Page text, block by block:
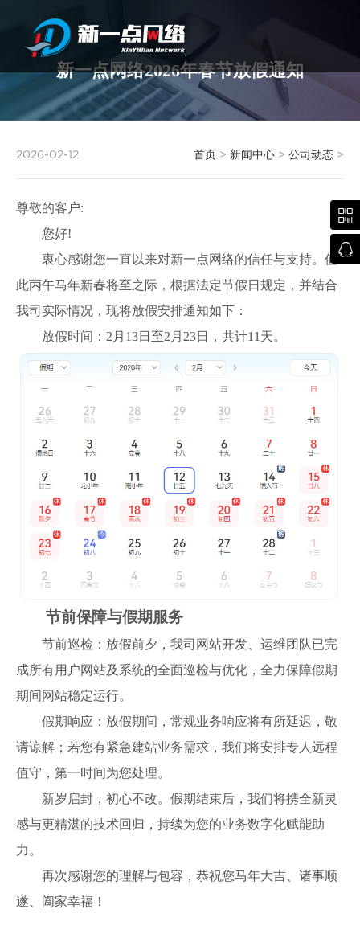
新一点网络2026年春节放假通知
2026-02-12 首页 > 新闻中心 > 公司动态 >
尊敬的客户:
您好!
衷心感谢您一直以来对新一点网络的信任与支持。值
此丙午马年新春将至之际，根据法定节假日规定，并结合
我司实际情况，现将放假安排通知如下：
放假时间：2月13日至2月23日，共计11天。
节前保障与假期服务
节前巡检：放假前夕，我司网站开发、运维团队已完
成所有用户网站及系统的全面巡检与优化，全力保障假期
期间网站稳定运行。
假期响应：放假期间，常规业务响应将有所延迟，敬
请谅解；若您有紧急建站业务需求，我们将安排专人远程
值守，第一时间为您处理。
新岁启封，初心不改。假期结束后，我们将携全新灵
感与更精湛的技术回归，持续为您的业务数字化赋能助
力。
再次感谢您的理解与包容，恭祝您马年大吉、诸事顺
遂、阖家幸福！

